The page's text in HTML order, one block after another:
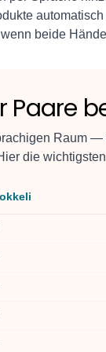
beide
Paare
Raum —
die